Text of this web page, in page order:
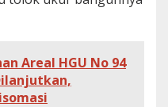
Areal HGU No 94